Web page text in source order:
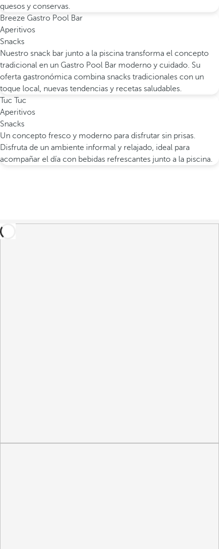
quesos y conservas.
Breeze Gastro Pool Bar
Aperitivos
Snacks
Nuestro snack bar junto a la piscina transforma el concepto
tradicional en un Gastro Pool Bar moderno y cuidado. Su
oferta gastronómica combina snacks tradicionales con un
toque local, nuevas tendencias y recetas saludables.
Tuc Tuc
Aperitivos
Snacks
Un concepto fresco y moderno para disfrutar sin prisas.
Disfruta de un ambiente informal y relajado, ideal para
acompañar el día con bebidas refrescantes junto a la piscina.